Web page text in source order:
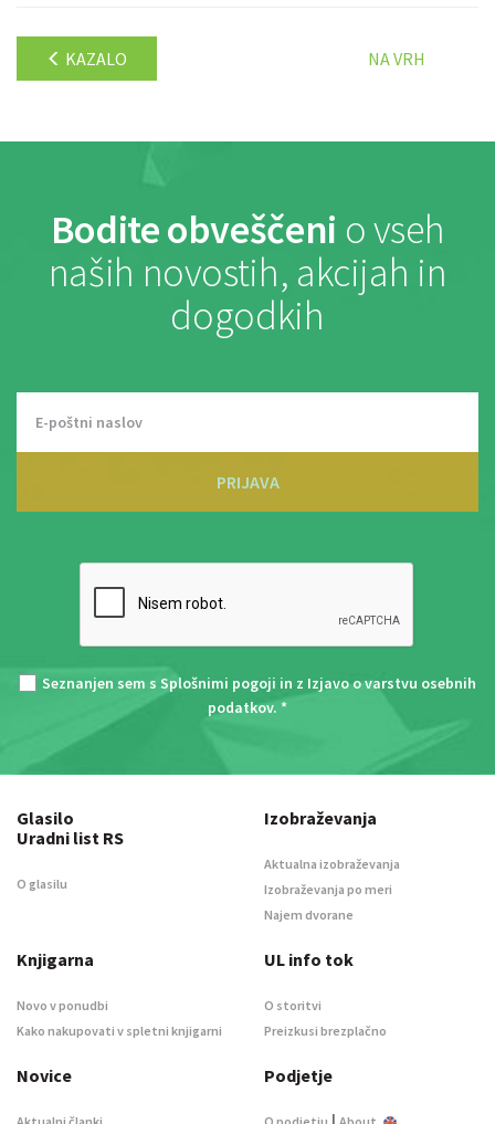
KAZALO NA VRH
Bodite obveščeni o vseh
naših novostih, akcijah in
dogodkih
PRIJAVA
Seznanjen sem s Splošnimi pogoji in z Izjavo o varstvu osebnih
podatkov. *
Glasilo
Uradni list RS
O glasilu
Izobraževanja
Aktualna izobraževanja
Izobraževanja po meri
Najem dvorane
Knjigarna
Novo v ponudbi
Kako nakupovati v spletni knjigarni
UL info tok
O storitvi
Preizkusi brezplačno
Novice Podjetje